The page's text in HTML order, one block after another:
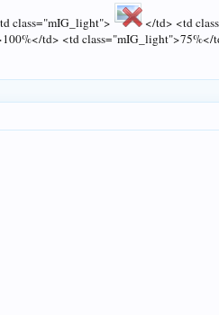
class="mIG_light">
</td> <td
td> <td